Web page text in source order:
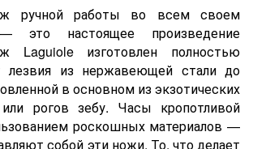
ручной работы во всем своем
это настоящее произведение
Laguiole изготовлен полностью
из нержавеющей стали до
в основном из экзотических
рогов зебу. Часы кропотливой
роскошных материалов —
собой эти ножи. То, что делает